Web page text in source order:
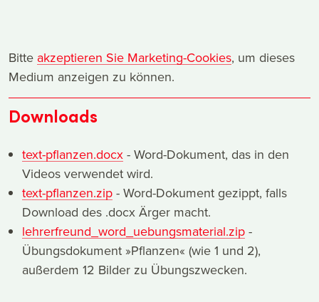
Bitte akzeptieren Sie Marketing-Cookies, um dieses
Medium anzeigen zu können.
Downloads
text-pflanzen.docx - Word-Dokument, das in den
Videos verwendet wird.
text-pflanzen.zip - Word-Dokument gezippt, falls
Download des .docx Ärger macht.
lehrerfreund_word_uebungsmaterial.zip -
Übungsdokument »Pflanzen« (wie 1 und 2),
außerdem 12 Bilder zu Übungszwecken.